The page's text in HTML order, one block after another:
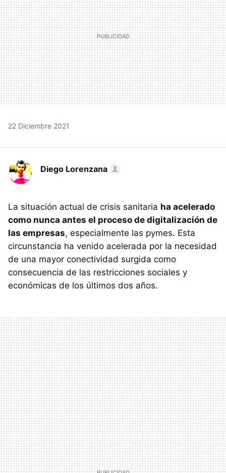
22 Diciembre 2021
Diego Lorenzana
La situación actual de crisis sanitaria ha acelerado
como nunca antes el proceso de digitalización de
las empresas, especialmente las pymes. Esta
circunstancia ha venido acelerada por la necesidad
de una mayor conectividad surgida como
consecuencia de las restricciones sociales y
económicas de los últimos dos años.